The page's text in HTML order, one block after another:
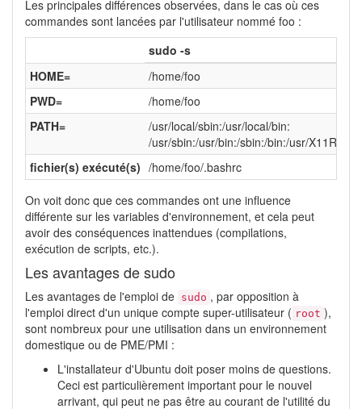
Les principales différences observées, dans le cas où ces
commandes sont lancées par l'utilisateur nommé foo :
sudo -s
HOME=
/home/foo
PWD=
/home/foo
PATH=
/usr/local/sbin:/usr/local/bin:
/usr/sbin:/usr/bin:/sbin:/bin:/usr/X11R6/bin
fichier(s) exécuté(s) /home/foo/.bashrc
On voit donc que ces commandes ont une influence
différente sur les variables d'environnement, et cela peut
avoir des conséquences inattendues (compilations,
exécution de scripts, etc.).
Les avantages de sudo
Les avantages de l'emploi de sudo , par opposition à
l'emploi direct d'un unique compte super-utilisateur ( root ),
sont nombreux pour une utilisation dans un environnement
domestique ou de PME/PMI :
L'installateur d'Ubuntu doit poser moins de questions.
Ceci est particulièrement important pour le nouvel
arrivant, qui peut ne pas être au courant de l'utilité du